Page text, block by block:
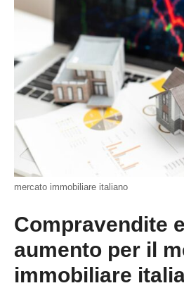
mercato immobiliare italiano
Compravendite
aumento per il
immobiliare